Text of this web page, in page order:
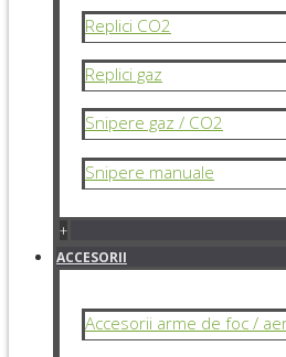
Replici CO2
Replici gaz
Snipere gaz / CO2
Snipere manuale
+
ACCESORII
Accesorii arme de foc /